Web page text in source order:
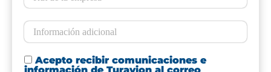
Acepto recibir comunicaciones e